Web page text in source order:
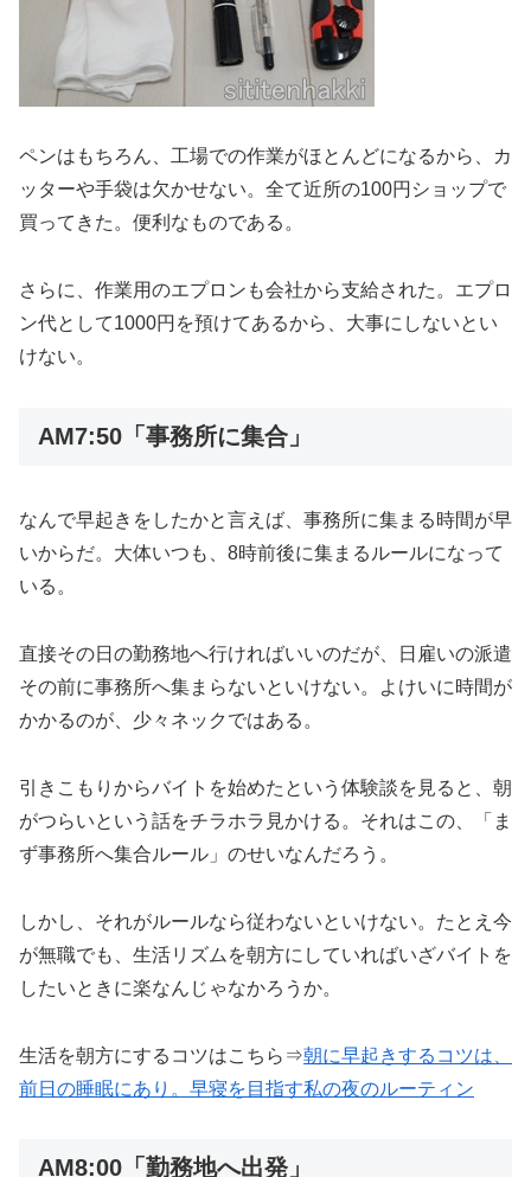
ペンはもちろん、工場での作業がほとんどになるから、カ
ッターや手袋は欠かせない。全て近所の100円ショップで
買ってきた。便利なものである。
さらに、作業用のエプロンも会社から支給された。エプロ
ン代として1000円を預けてあるから、大事にしないとい
けない。
AM7:50「事務所に集合」
なんで早起きをしたかと言えば、事務所に集まる時間が早
いからだ。大体いつも、8時前後に集まるルールになって
いる。
直接その日の勤務地へ行ければいいのだが、日雇いの派遣
その前に事務所へ集まらないといけない。よけいに時間が
かかるのが、少々ネックではある。
引きこもりからバイトを始めたという体験談を見ると、朝
がつらいという話をチラホラ見かける。それはこの、「ま
ず事務所へ集合ルール」のせいなんだろう。
しかし、それがルールなら従わないといけない。たとえ今
が無職でも、生活リズムを朝方にしていればいざバイトを
したいときに楽なんじゃなかろうか。
生活を朝方にするコツはこちら⇒朝に早起きするコツは、
前日の睡眠にあり。早寝を目指す私の夜のルーティン
AM8:00「勤務地へ出発」